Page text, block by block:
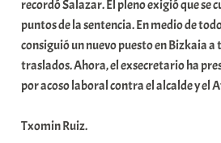
a
recordó Salazar. El pleno exigió que se
puntos de la sentencia. En medio de
consiguió un nuevo puesto en Bizkaia a
traslados. Ahora, el exsecretario ha
por acoso laboral contra el alcalde y el
Txomin Ruiz.